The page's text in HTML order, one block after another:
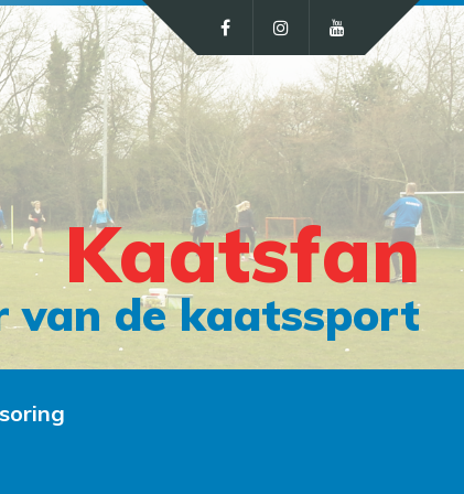
Kaatsfan
van de kaatssport